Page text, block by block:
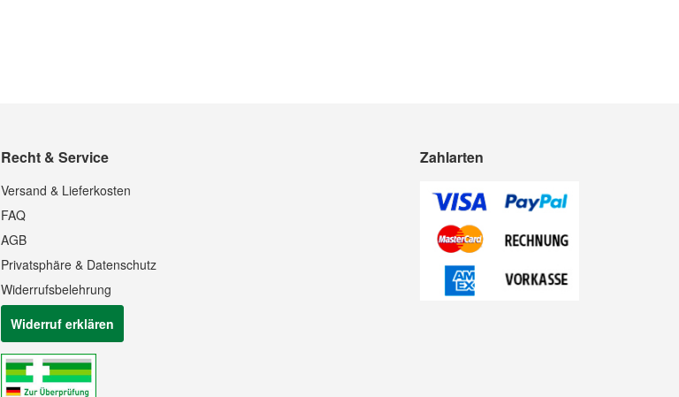
Recht & Service
Versand & Lieferkosten
FAQ
AGB
Privatsphäre & Datenschutz
Widerrufsbelehrung
Widerruf erklären
Zahlarten